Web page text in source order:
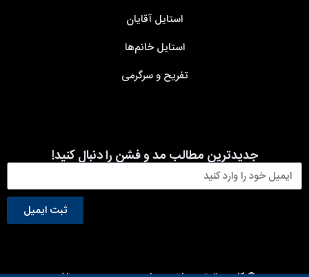
استایل آقایان
استایل خانم‌ها
تفریح و سرگرمی
جدیدترین مطالب مد و فشن را دنبال کنید!
ثبت ایمیل